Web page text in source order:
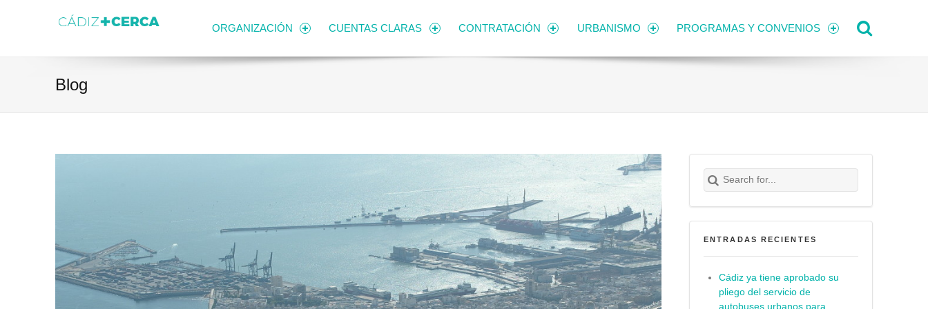
ORGANIZACIÓN CUENTAS CLARAS CONTRATACIÓN URBANISMO PROGRAMAS Y CONVENIOS
Blog
Search for:
Buscar
ENTRADAS RECIENTES
Cádiz ya tiene aprobado su
pliego del servicio de
autobuses urbanos para